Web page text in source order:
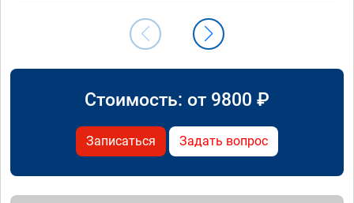
Стоимость: от 9800 ₽
Записаться Задать вопрос